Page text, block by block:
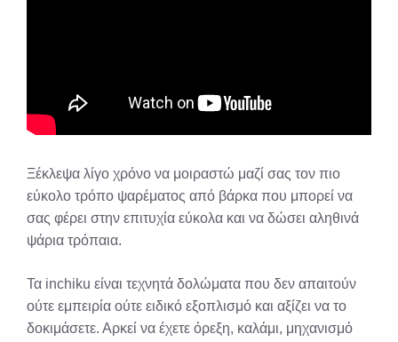
Ξέκλεψα λίγο χρόνο να μοιραστώ μαζί σας τον πιο
εύκολο τρόπο ψαρέματος από βάρκα που μπορεί να
σας φέρει στην επιτυχία εύκολα και να δώσει αληθινά
ψάρια τρόπαια.
Τα inchiku είναι τεχνητά δολώματα που δεν απαιτούν
ούτε εμπειρία ούτε ειδικό εξοπλισμό και αξίζει να το
δοκιμάσετε. Αρκεί να έχετε όρεξη, καλάμι, μηχανισμό